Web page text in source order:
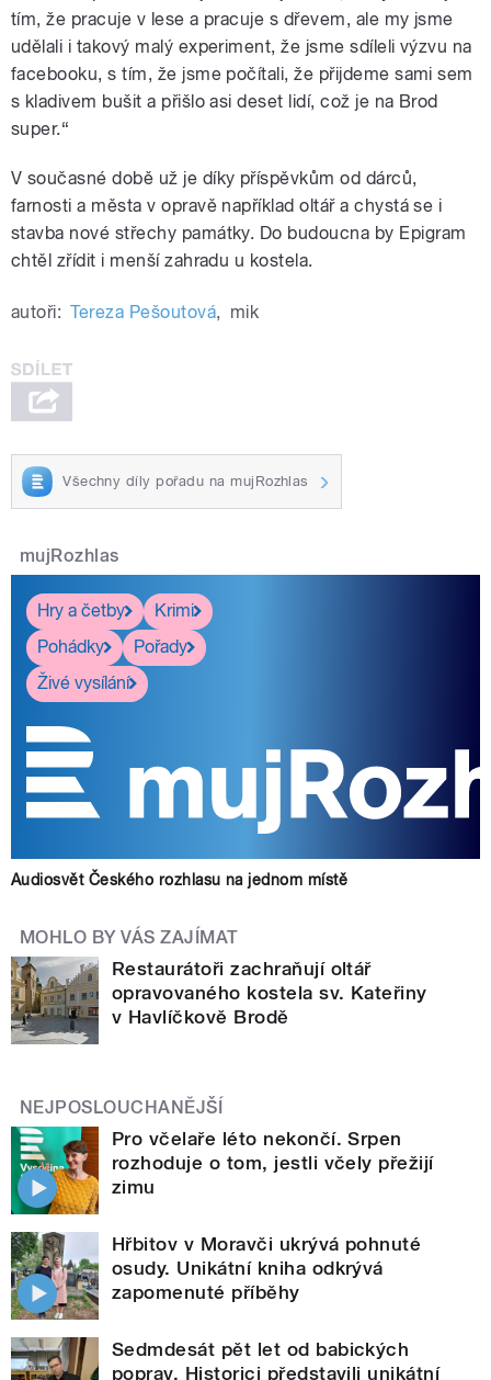
tím, že pracuje v lese a pracuje s dřevem, ale my jsme
udělali i takový malý experiment, že jsme sdíleli výzvu na
facebooku, s tím, že jsme počítali, že přijdeme sami sem
s kladivem bušit a přišlo asi deset lidí, což je na Brod
super.“
V současné době už je díky příspěvkům od dárců,
farnosti a města v opravě například oltář a chystá se i
stavba nové střechy památky. Do budoucna by Epigram
chtěl zřídit i menší zahradu u kostela.
autoři: Tereza Pešoutová, mik
Všechny díly pořadu na mujRozhlas
mujRozhlas
Hry a četby
Krimi
Pohádky
Pořady
Živé vysílání
Audiosvět Českého rozhlasu na jednom místě
MOHLO BY VÁS ZAJÍMAT
Restaurátoři zachraňují oltář
opravovaného kostela sv. Kateřiny
v Havlíčkově Brodě
NEJPOSLOUCHANĚJŠÍ
Pro včelaře léto nekončí. Srpen
rozhoduje o tom, jestli včely přežijí
zimu
Hřbitov v Moravči ukrývá pohnuté
osudy. Unikátní kniha odkrývá
zapomenuté příběhy
Sedmdesát pět let od babických
poprav. Historici představili unikátní